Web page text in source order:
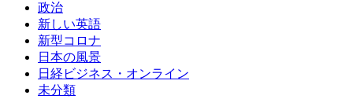
政治
新しい英語
新型コロナ
日本の風景
日経ビジネス・オンライン
未分類